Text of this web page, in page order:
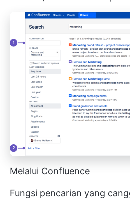
Melalui Confluence
Fungsi pencarian yang